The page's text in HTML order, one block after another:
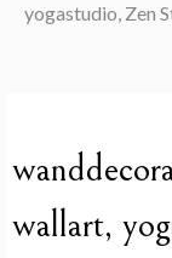
yogastudio, Zen
wallart,